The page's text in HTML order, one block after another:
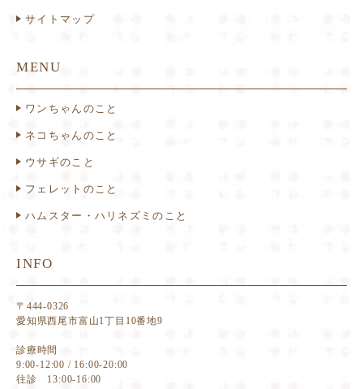
サイトマップ
MENU
ワンちゃんのこと
ネコちゃんのこと
ウサギのこと
フェレットのこと
ハムスター・ハリネズミのこと
INFO
〒444-0326
愛知県西尾市富山1丁目10番地9
診療時間
9:00-12:00 / 16:00-20:00
往診 13:00-16:00